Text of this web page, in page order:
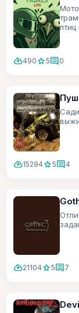
cloud_download490 star5comment0
cloud_download15294 star5comment4
cloud_download21104 star5comment7